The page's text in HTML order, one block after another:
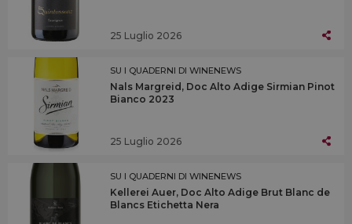
25 Luglio 2026
SU I QUADERNI DI WINENEWS
Nals Margreid, Doc Alto Adige Sirmian Pinot
Bianco 2023
25 Luglio 2026
SU I QUADERNI DI WINENEWS
Kellerei Auer, Doc Alto Adige Brut Blanc de
Blancs Etichetta Nera